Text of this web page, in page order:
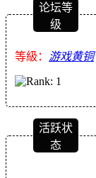
论坛等
级
等級： 游戏黄铜
活跃状
态